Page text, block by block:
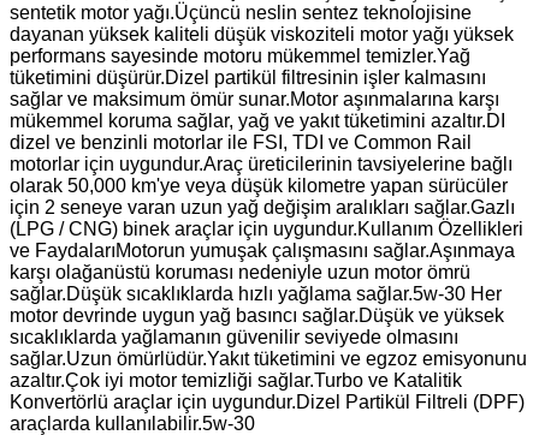
sentetik motor yağı.Üçüncü neslin sentez teknolojisine
dayanan yüksek kaliteli düşük viskoziteli motor yağı yüksek
performans sayesinde motoru mükemmel temizler.Yağ
tüketimini düşürür.Dizel partikül filtresinin işler kalmasını
sağlar ve maksimum ömür sunar.Motor aşınmalarına karşı
mükemmel koruma sağlar, yağ ve yakıt tüketimini azaltır.DI
dizel ve benzinli motorlar ile FSI, TDI ve Common Rail
motorlar için uygundur.Araç üreticilerinin tavsiyelerine bağlı
olarak 50,000 km'ye veya düşük kilometre yapan sürücüler
için 2 seneye varan uzun yağ değişim aralıkları sağlar.Gazlı
(LPG / CNG) binek araçlar için uygundur.Kullanım Özellikleri
ve FaydalarıMotorun yumuşak çalışmasını sağlar.Aşınmaya
karşı olağanüstü koruması nedeniyle uzun motor ömrü
sağlar.Düşük sıcaklıklarda hızlı yağlama sağlar.5w-30 Her
motor devrinde uygun yağ basıncı sağlar.Düşük ve yüksek
sıcaklıklarda yağlamanın güvenilir seviyede olmasını
sağlar.Uzun ömürlüdür.Yakıt tüketimini ve egzoz emisyonunu
azaltır.Çok iyi motor temizliği sağlar.Turbo ve Katalitik
Konvertörlü araçlar için uygundur.Dizel Partikül Filtreli (DPF)
araçlarda kullanılabilir.5w-30